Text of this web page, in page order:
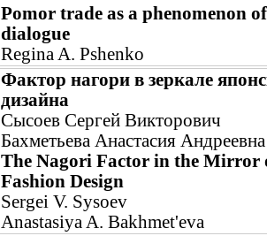
Pomor trade as a phenomenon
dialogue
Regina A. Pshenko
Фактор нагори в зеркале
дизайна
Сысоев Сергей Викторович
Бахметьева Анастасия Андреевна
The Nagori Factor in the Mirror
Fashion Design
Sergei V. Sysoev
Anastasiya A. Bakhmet'eva